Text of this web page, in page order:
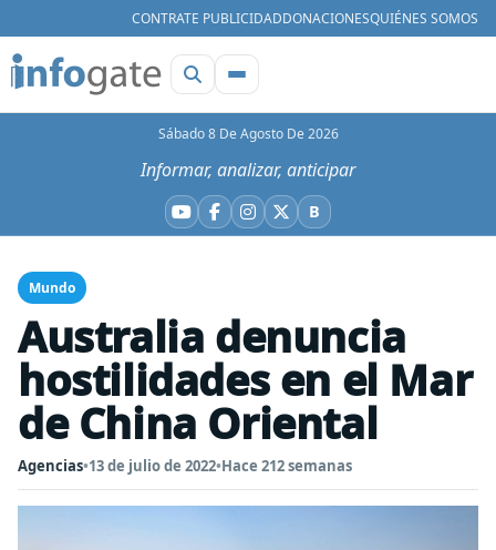
CONTRATE PUBLICIDADDONACIONESQUIÉNES SOMOS
Sábado 8 De Agosto De 2026
Informar, analizar, anticipar
YouTube
Facebook
Instagram
X BBluesky
Mundo
Australia denuncia
hostilidades en el Mar
de China Oriental
Agencias•13 de julio de 2022•Hace 212 semanas